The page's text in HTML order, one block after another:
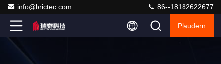
info@brictec.com 86--18182622677
Plaudern